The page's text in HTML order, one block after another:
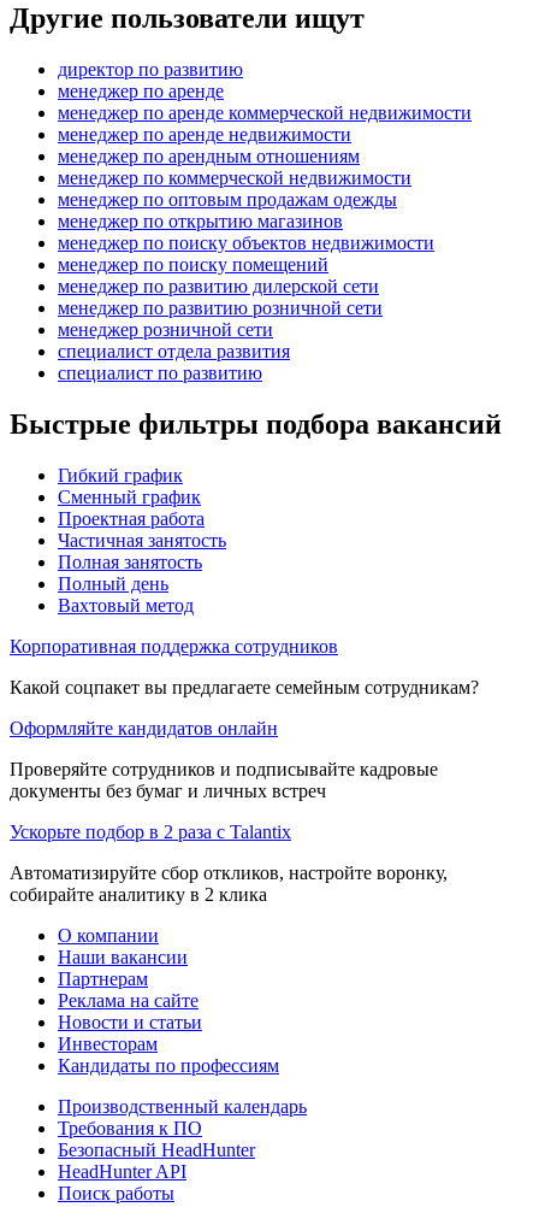
Другие пользователи ищут
директор по развитию
менеджер по аренде
менеджер по аренде коммерческой недвижимости
менеджер по аренде недвижимости
менеджер по арендным отношениям
менеджер по коммерческой недвижимости
менеджер по оптовым продажам одежды
менеджер по открытию магазинов
менеджер по поиску объектов недвижимости
менеджер по поиску помещений
менеджер по развитию дилерской сети
менеджер по развитию розничной сети
менеджер розничной сети
специалист отдела развития
специалист по развитию
Быстрые фильтры подбора вакансий
Гибкий график
Сменный график
Проектная работа
Частичная занятость
Полная занятость
Полный день
Вахтовый метод
Корпоративная поддержка сотрудников
Какой соцпакет вы предлагаете семейным сотрудникам?
Оформляйте кандидатов онлайн
Проверяйте сотрудников и подписывайте кадровые
документы без бумаг и личных встреч
Ускорьте подбор в 2 раза с Talantix
Автоматизируйте сбор откликов, настройте воронку,
собирайте аналитику в 2 клика
О компании
Наши вакансии
Партнерам
Реклама на сайте
Новости и статьи
Инвесторам
Кандидаты по профессиям
Производственный календарь
Требования к ПО
Безопасный HeadHunter
HeadHunter API
Поиск работы